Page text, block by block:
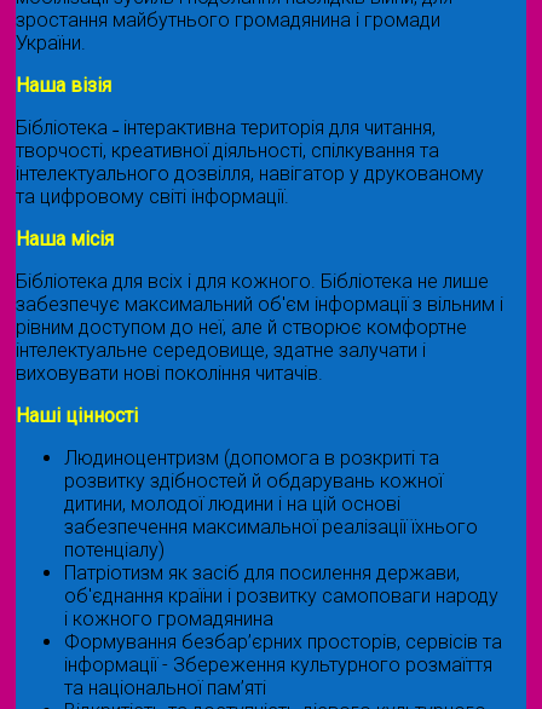
зростання майбутнього громадянина і громади
України.
Наша візія
Бібліотека ˗ інтерактивна територія для читання,
творчості, креативної діяльності, спілкування та
інтелектуального дозвілля, навігатор у друкованому
та цифровому світі інформації.
Наша місія
Бібліотека для всіх і для кожного. Бібліотека не лише
забезпечує максимальний об'єм інформації з вільним і
рівним доступом до неї, але й створює комфортне
інтелектуальне середовище, здатне залучати і
виховувати нові покоління читачів.
Наші цінності
Людиноцентризм (допомога в розкриті та
розвитку здібностей й обдарувань кожної
дитини, молодої людини і на цій основі
забезпечення максимальної реалізації їхнього
потенціалу)
Патріотизм як засіб для посилення держави,
об'єднання країни і розвитку самоповаги народу
і кожного громадянина
Формування безбар’єрних просторів, сервісів та
інформації - Збереження культурного розмаїття
та національної пам’яті